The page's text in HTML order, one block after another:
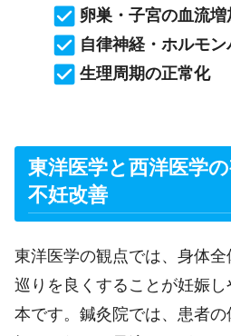
卵巣・子宮の血流増
自律神経・ホルモ
生理周期の正常化
東洋医学と西洋医学
不妊改善
東洋医学の観点では、身体
巡りを良くすることが妊娠
本です。鍼灸院では、患者